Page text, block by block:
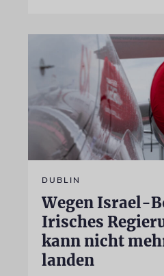
DUBLIN
Wegen Israel-
Irisches
kann nicht
landen